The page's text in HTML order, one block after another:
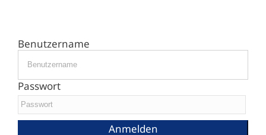
Benutzername
Passwort